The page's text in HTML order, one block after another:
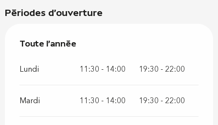
Périodes d'ouverture
Toute l'année
Toute l'année
Lundi 11:30 - 14:00 19:30 - 22:00
Mardi 11:30 - 14:00 19:30 - 22:00